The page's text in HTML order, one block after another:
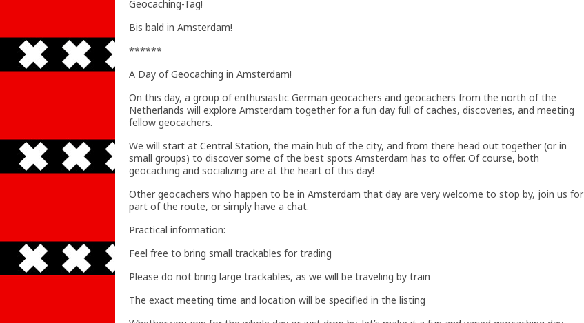
Geocaching-Tag!
Bis bald in Amsterdam!
******
A Day of Geocaching in Amsterdam!
On this day, a group of enthusiastic German geocachers and geocachers from the north of the
Netherlands will explore Amsterdam together for a fun day full of caches, discoveries, and meeting
fellow geocachers.
We will start at Central Station, the main hub of the city, and from there head out together (or in
small groups) to discover some of the best spots Amsterdam has to offer. Of course, both
geocaching and socializing are at the heart of this day!
Other geocachers who happen to be in Amsterdam that day are very welcome to stop by, join us for
part of the route, or simply have a chat.
Practical information:
Feel free to bring small trackables for trading
Please do not bring large trackables, as we will be traveling by train
The exact meeting time and location will be specified in the listing